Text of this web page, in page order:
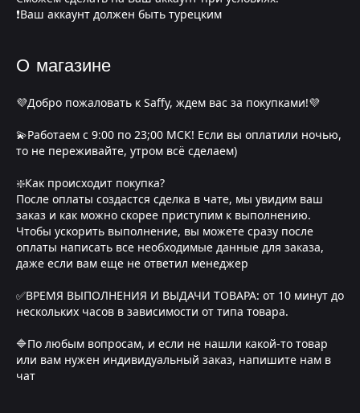
❗Ваш аккаунт должен быть турецким
О магазине
💜Добро пожаловать к Saffy, ждем вас за покупками!💜
💫Работаем с 9:00 по 23;00 МСК! Если вы оплатили ночью,
то не переживайте, утром всё сделаем)
❇️Как происходит покупка?
После оплаты создастся сделка в чате, мы увидим ваш
заказ и как можно скорее приступим к выполнению.
Чтобы ускорить выполнение, вы можете сразу после
оплаты написать все необходимые данные для заказа,
даже если вам еще не ответил менеджер
✅ВРЕМЯ ВЫПОЛНЕНИЯ И ВЫДАЧИ ТОВАРА: от 10 минут до
нескольких часов в зависимости от типа товара.
🔷По любым вопросам, и если не нашли какой-то товар
или вам нужен индивидуальный заказ, напишите нам в
чат